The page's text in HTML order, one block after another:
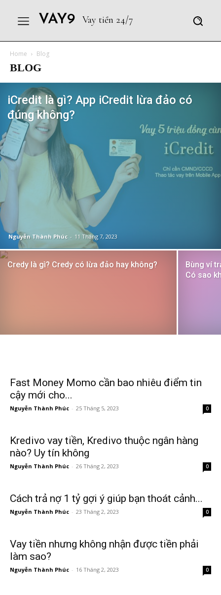
VAY9 Vay tiền 24/7
Home Blog
BLOG
iCredit là gì? App iCredit lừa đảo có
đúng không?
Nguyễn Thành Phúc - 11 Tháng 7, 2023
Credy là gì? Credy có lừa đảo hay không?
Bùng ví
Có sao
Fast Money Momo cần bao nhiêu điểm tin
cậy mới cho...
Nguyễn Thành Phúc - 25 Tháng 5, 2023 0
Kredivo vay tiền, Kredivo thuộc ngân hàng
nào? Uy tín không
Nguyễn Thành Phúc - 26 Tháng 2, 2023 0
Cách trả nợ 1 tỷ gợi ý giúp bạn thoát cảnh...
Nguyễn Thành Phúc - 23 Tháng 2, 2023 0
Vay tiền nhưng không nhận được tiền phải
làm sao?
Nguyễn Thành Phúc - 16 Tháng 2, 2023 0